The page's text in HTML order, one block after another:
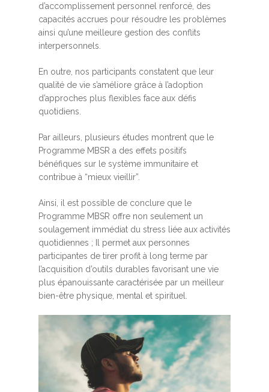
d’accomplissement personnel renforcé, des
capacités accrues pour résoudre les problèmes
ainsi qu’une meilleure gestion des conflits
interpersonnels.
En outre, nos participants constatent que leur
qualité de vie s’améliore grâce à l’adoption
d’approches plus flexibles face aux défis
quotidiens.
Par ailleurs, plusieurs études montrent que le
Programme MBSR a des effets positifs
bénéfiques sur le système immunitaire et
contribue à “mieux vieillir”.
Ainsi, il est possible de conclure que le
Programme MBSR offre non seulement un
soulagement immédiat du stress liée aux activités
quotidiennes ; Il permet aux personnes
participantes de tirer profit à long terme par
l’acquisition d’outils durables favorisant une vie
plus épanouissante caractérisée par un meilleur
bien-être physique, mental et spirituel.